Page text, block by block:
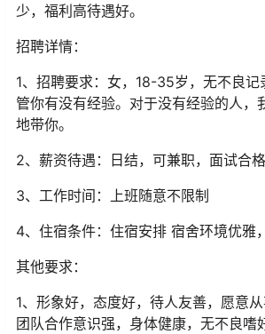
少，福利高待遇好。
招聘详情：
1、招聘要求：女，18-35岁，无不良
管你有没有经验。对于没有经验的人，
地带你。
2、薪资待遇：日结，可兼职，面试合格
3、工作时间：上班随意不限制
4、住宿条件：住宿安排 宿舍环境优雅
其他要求：
1、形象好，态度好，待人友善，愿意从
团队合作意识强，身体健康，无不良嗜